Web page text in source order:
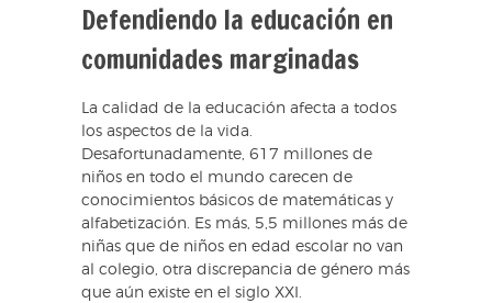
Defendiendo la educación en
comunidades marginadas
La calidad de la educación afecta a todos
los aspectos de la vida.
Desafortunadamente, 617 millones de
niños en todo el mundo carecen de
conocimientos básicos de matemáticas y
alfabetización. Es más, 5,5 millones más de
niñas que de niños en edad escolar no van
al colegio, otra discrepancia de género más
que aún existe en el siglo XXI.